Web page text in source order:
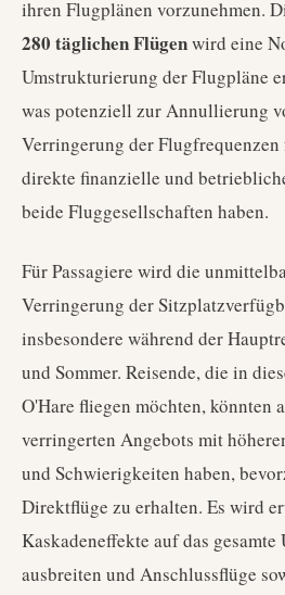
ihren Flugplänen vorzunehmen.
280 täglichen Flügenwird eine
Umstrukturierung der Flugpläne
was potenziell zur Annullierung
Verringerung der
direkte finanzielle und
beide Fluggesellschaften haben.
Für Passagiere wird die
Verringerung der
insbesondere während der
und Sommer. Reisende, die in
O'Hare fliegen möchten, könnten
verringerten Angebots mit
und Schwierigkeiten haben,
Direktflüge zu erhalten. Es wird
Kaskadeneffekte auf das
ausbreiten und Anschlussflüge